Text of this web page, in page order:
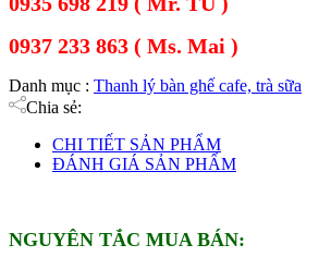
0937 233 863 ( Ms. Mai )
Danh mục : Thanh lý bàn ghế cafe, trà sữa
Chia sẻ:
CHI TIẾT SẢN PHẨM
ĐÁNH GIÁ SẢN PHẨM
NGUYÊN TẮC MUA BÁN: